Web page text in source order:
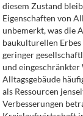
diesem Zustand
Eigenschaften von
unbemerkt, was die
baukulturellen
geringer
und
Alltagsgebäude
als Ressourcen
Verbesserungen